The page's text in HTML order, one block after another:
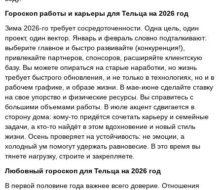
Гороскоп работы и карьеры для Тельца на 2026 год
Зима 2026-го требует сосредоточенности. Одна цель, один
проект, один вектор. Январь и февраль словно подталкивают:
выберите главное и быстро развивайте (конкуренция!),
привлекайте партнеров, спонсоров, расширяйте клиентскую
базу. Вы можете опираться на старые наработки, но жизнь
требует быстрого обновления, и не только в технологиях, но и в
рабочем графике, и образе жизни. В мае-июне сделайте ставку
на свое упорство и физические ресурсы. Вы справитесь с
большими объемами работы. В июле акцент сдвигается в
сторону дома: кому-то придётся сочетать карьеру и семейные
задачи, а кто-то найдёт в этом вдохновение и новый стиль
жизни. Осень проверяет на устойчивость: не эмоции, а
холодный ум помогут удержать равновесие. В это время вы
тянете нагрузку, строите и закрепляете.
Любовный гороскоп для Тельца на 2026 год
В первой половине года важнее всего доверие. Отношения